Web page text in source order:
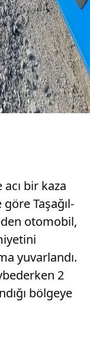
bir kaza
Taşağıl-
otomobil,
yuvarlandı.
2
bölgeye